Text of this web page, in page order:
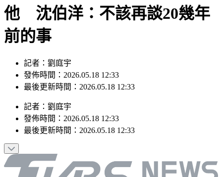
他 沈伯洋：不該再談20幾年
前的事
記者：劉庭宇
發佈時間：2026.05.18 12:33
最後更新時間：2026.05.18 12:33
記者 ： 劉庭宇
發佈時間： 2026.05.18 12:33
最後更新時間： 2026.05.18 12:33